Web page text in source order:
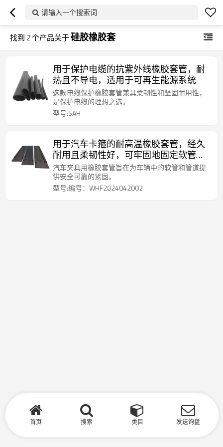
请输入一个搜索词
找到 2个产品关于硅胶橡胶套
用于保护电缆的抗紫外线橡胶套管，耐
热且不导电，适用于可再生能源系统
这款电缆保护橡胶套管兼具柔韧性和坚固耐用性，
是保护电缆的理想之选。
型号:SAH
用于汽车卡箍的耐高温橡胶套管，经久
耐用且柔韧性好，可牢固地固定软管和
管道。
汽车夹具用橡胶套管旨在为车辆中的软管和管道提
供安全可靠的紧固。
型号:编号：WHF2024042002
首页 搜索 类目 发送询盘